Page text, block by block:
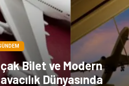
Bilet ve Modern
Dünyasında